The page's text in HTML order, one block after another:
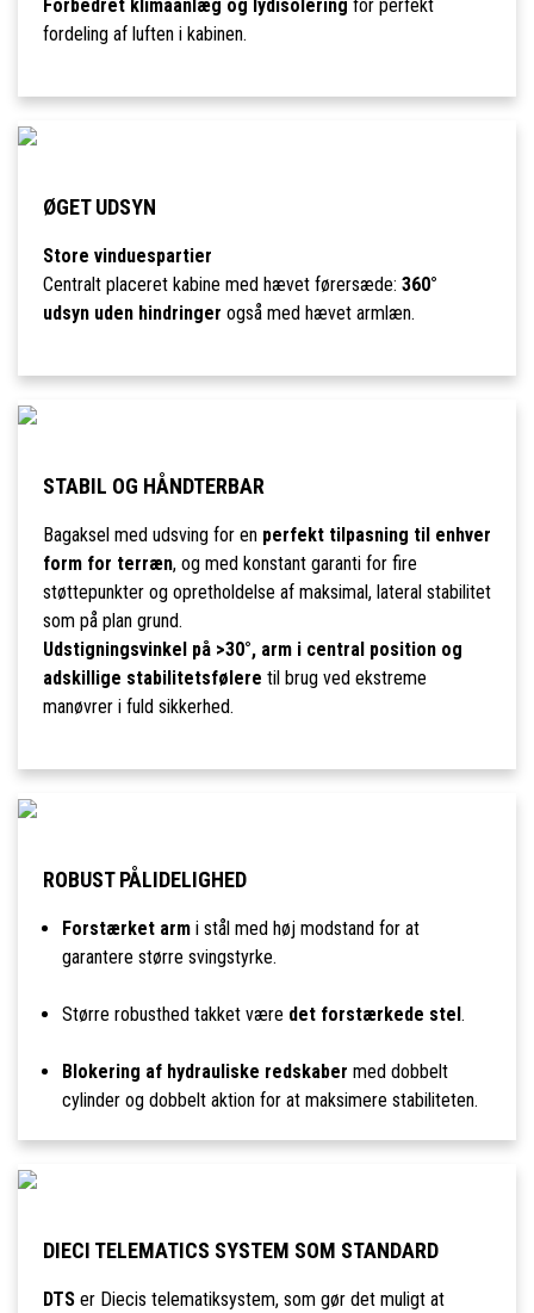
Forbedret klimaanlæg og lydisolering for perfekt
fordeling af luften i kabinen.
ØGET UDSYN
Store vinduespartier
Centralt placeret kabine med hævet førersæde: 360°
udsyn uden hindringer også med hævet armlæn.
STABIL OG HÅNDTERBAR
Bagaksel med udsving for en perfekt tilpasning til enhver
form for terræn, og med konstant garanti for fire
støttepunkter og opretholdelse af maksimal, lateral stabilitet
som på plan grund.
Udstigningsvinkel på >30°, arm i central position og
adskillige stabilitetsfølere til brug ved ekstreme
manøvrer i fuld sikkerhed.
ROBUST PÅLIDELIGHED
Forstærket armi stål med høj modstand for at
garantere større svingstyrke.
Større robusthed takket være det forstærkede stel .
Blokering af hydrauliske redskaber med dobbelt
cylinder og dobbelt aktion for at maksimere stabiliteten.
DIECI TELEMATICS SYSTEM SOM STANDARD
DTSer Diecis telematiksystem, som gør det muligt at